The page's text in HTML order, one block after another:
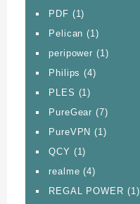
PDF (1)
Pelican (1)
peripower (1)
Philips (4)
PLES (1)
PureGear (7)
PureVPN (1)
QCY (1)
realme (4)
REGAL POWER (1)